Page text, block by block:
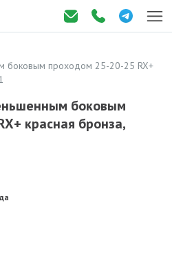
боковым проходом 25-20-25 RX+
боковым
красная бронза,